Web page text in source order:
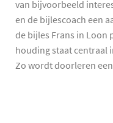
van bijvoorbeeld
en de bijlescoach een
de bijles Frans in Loon
houding staat centraal
Zo wordt doorleren